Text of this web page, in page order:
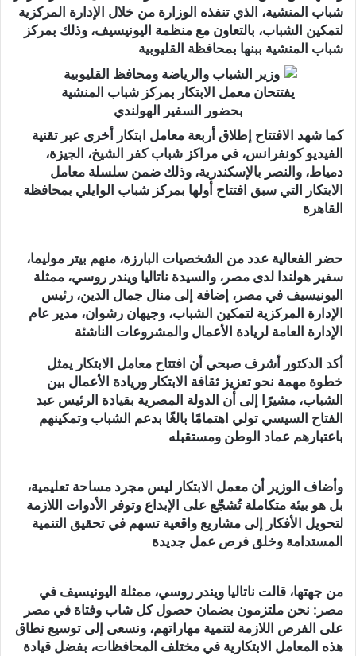
شباب المنشية، الذي تنفذه الوزارة من خلال الإدارة المركزية
لتمكين الشباب، بالتعاون مع منظمة اليونيسيف، وذلك بمركز
شباب المنشية ببنها بمحافظة القليوبية
كما شهد الافتتاح إطلاق أربعة معامل ابتكار أخرى عبر تقنية
الفيديو كونفرانس، في مراكز شباب كفر الشيخ، الجيزة،
دمياط، والنصر بالإسكندرية، وذلك ضمن سلسلة معامل
الابتكار التي سبق افتتاح أولها بمركز شباب الوايلي بمحافظة
القاهرة
حضر الفعالية عدد من الشخصيات البارزة، منهم بيتر موليما،
سفير هولندا لدى مصر، والسيدة ناتاليا ويندر روسي، ممثلة
اليونيسيف في مصر، إضافة إلى منال جمال الدين، رئيس
الإدارة المركزية لتمكين الشباب، وجيهان رشوان، مدير عام
الإدارة العامة لريادة الأعمال والمشروعات الناشئة
أكد الدكتور أشرف صبحي أن افتتاح معامل الابتكار يمثل
خطوة مهمة نحو تعزيز ثقافة الابتكار وريادة الأعمال بين
الشباب، مشيرًا إلى أن الدولة المصرية بقيادة الرئيس عبد
الفتاح السيسي تولي اهتمامًا بالغًا بدعم الشباب وتمكينهم
باعتبارهم عماد الوطن ومستقبله
وأضاف الوزير أن معمل الابتكار ليس مجرد مساحة تعليمية،
بل هو بيئة متكاملة تُشجّع على الإبداع وتوفر الأدوات اللازمة
لتحويل الأفكار إلى مشاريع واقعية تسهم في تحقيق التنمية
المستدامة وخلق فرص عمل جديدة
من جهتها، قالت ناتاليا ويندر روسي، ممثلة اليونيسيف في
مصر: نحن ملتزمون بضمان حصول كل شاب وفتاة في مصر
على الفرص اللازمة لتنمية مهاراتهم، ونسعى إلى توسيع نطاق
هذه المعامل الابتكارية في مختلف المحافظات، بفضل قيادة